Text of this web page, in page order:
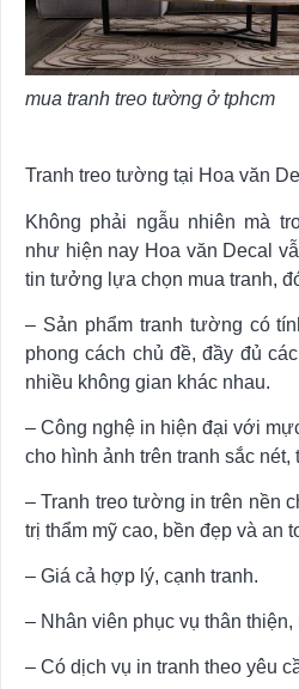
mua tranh treo tường ở tphcm
Tranh treo tường tại Hoa văn
Không phải ngẫu nhiên mà
như hiện nay Hoa văn Decal
tin tưởng lựa chọn mua tranh,
– Sản phẩm tranh tường có
phong cách chủ đề, đầy đủ
nhiều không gian khác nhau.
– Công nghệ in hiện đại với
cho hình ảnh trên tranh sắc nét,
– Tranh treo tường in trên nền
trị thẩm mỹ cao, bền đẹp và an
– Giá cả hợp lý, cạnh tranh.
– Nhân viên phục vụ thân thiện,
– Có dịch vụ in tranh theo yêu